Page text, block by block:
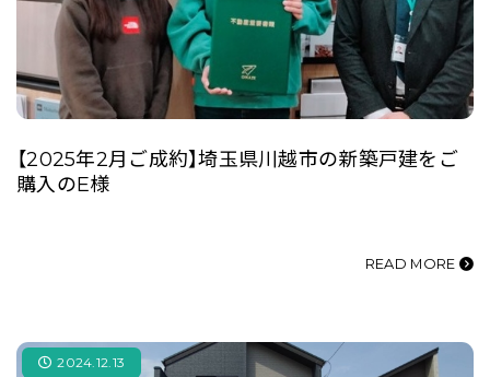
【2025年2月ご成約】埼玉県川越市の新築戸建をご
購入のE様
READ MORE
2024.12.13